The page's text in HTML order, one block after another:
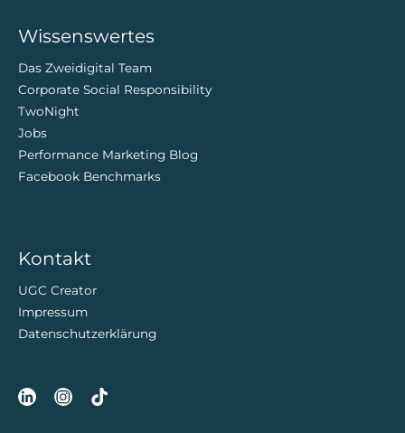
Wissenswertes
Das Zweidigital Team
Corporate Social Responsibility
TwoNight
Jobs
Performance Marketing Blog
Facebook Benchmarks
Kontakt
UGC Creator
Impressum
Datenschutzerklärung